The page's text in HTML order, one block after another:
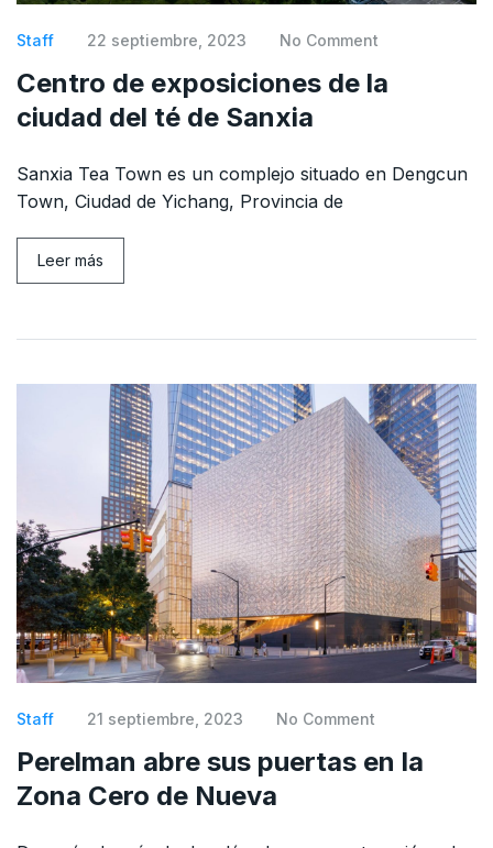
Staff 22 septiembre, 2023 No Comment
Centro de exposiciones de la
ciudad del té de Sanxia
Sanxia Tea Town es un complejo situado en Dengcun
Town, Ciudad de Yichang, Provincia de
Leer más
Staff 21 septiembre, 2023 No Comment
Perelman abre sus puertas en la
Zona Cero de Nueva